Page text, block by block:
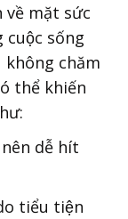
về mặt sức
cuộc sống
không chăm
thể khiến
dễ hít
tiểu tiện